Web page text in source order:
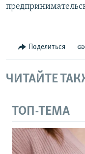
Поделиться
ЧИТАЙТЕ
ТОП-ТЕМА